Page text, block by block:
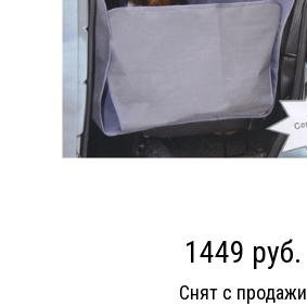
1449 руб.
Снят с продажи